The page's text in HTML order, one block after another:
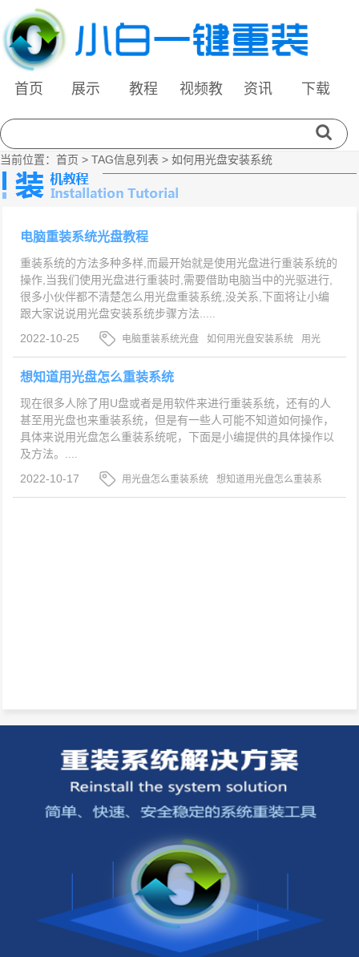
首页 展示 教程
视频教
资讯 下载
当前位置： 首页 > TAG信息列表 > 如何用光盘安装系统
电脑重装系统光盘教程
重装系统的方法多种多样,而最开始就是使用光盘进行重装系统的
操作,当我们使用光盘进行重装时,需要借助电脑当中的光驱进行,
很多小伙伴都不清楚怎么用光盘重装系统,没关系,下面将让小编
跟大家说说用光盘安装系统步骤方法.....
2022-10-25
电脑重装系统光盘 如何用光盘安装系统
用光
盘安装系统步骤方法
想知道用光盘怎么重装系统
现在很多人除了用U盘或者是用软件来进行重装系统，还有的人
甚至用光盘也来重装系统，但是有一些人可能不知道如何操作，
具体来说用光盘怎么重装系统呢，下面是小编提供的具体操作以
及方法。....
2022-10-17
用光盘怎么重装系统
想知道用光盘怎么重装系
统
如何用光盘安装系统